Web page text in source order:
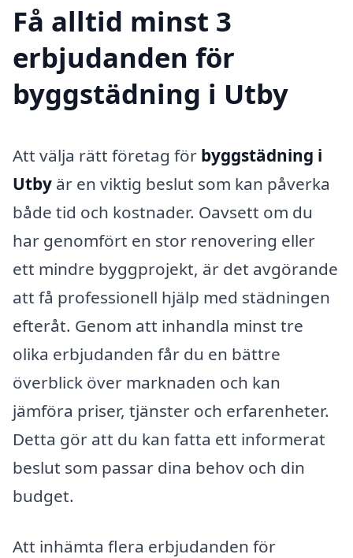
Få alltid minst 3
erbjudanden för
byggstädning i Utby
Att välja rätt företag för byggstädning i
Utby är en viktig beslut som kan påverka
både tid och kostnader. Oavsett om du
har genomfört en stor renovering eller
ett mindre byggprojekt, är det avgörande
att få professionell hjälp med städningen
efteråt. Genom att inhandla minst tre
olika erbjudanden får du en bättre
överblick över marknaden och kan
jämföra priser, tjänster och erfarenheter.
Detta gör att du kan fatta ett informerat
beslut som passar dina behov och din
budget.
Att inhämta flera erbjudanden för